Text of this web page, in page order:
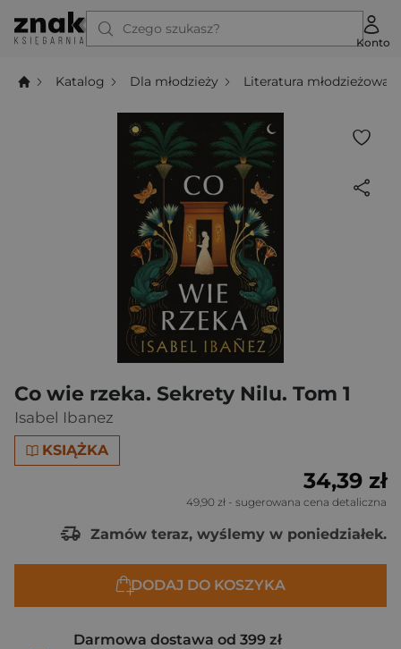
Czego szukasz?
Konto
Katalog Dla młodzieży Literatura młodzieżowa
Co wie rzeka. Sekrety Nilu. Tom 1
Isabel Ibanez
KSIĄŻKA
34,39 zł
49,90 zł - sugerowana cena detaliczna
Zamów teraz, wyślemy w poniedziałek.
DODAJ DO KOSZYKA
Darmowa dostawa od 399 zł